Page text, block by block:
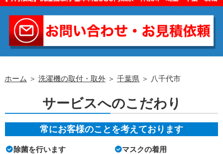
ホーム ＞ 洗濯機の取付・取外＞ 千葉県 ＞ 八千代市
サービスへのこだわり
常にお客様のことを考えております
除菌を行います マスクの着用